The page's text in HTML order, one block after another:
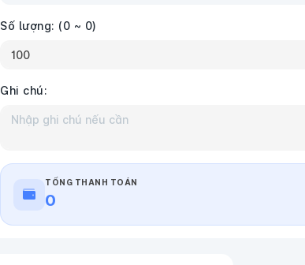
Số lượng: (0 ~ 0)
Ghi chú:
TỔNG THANH TOÁN
0